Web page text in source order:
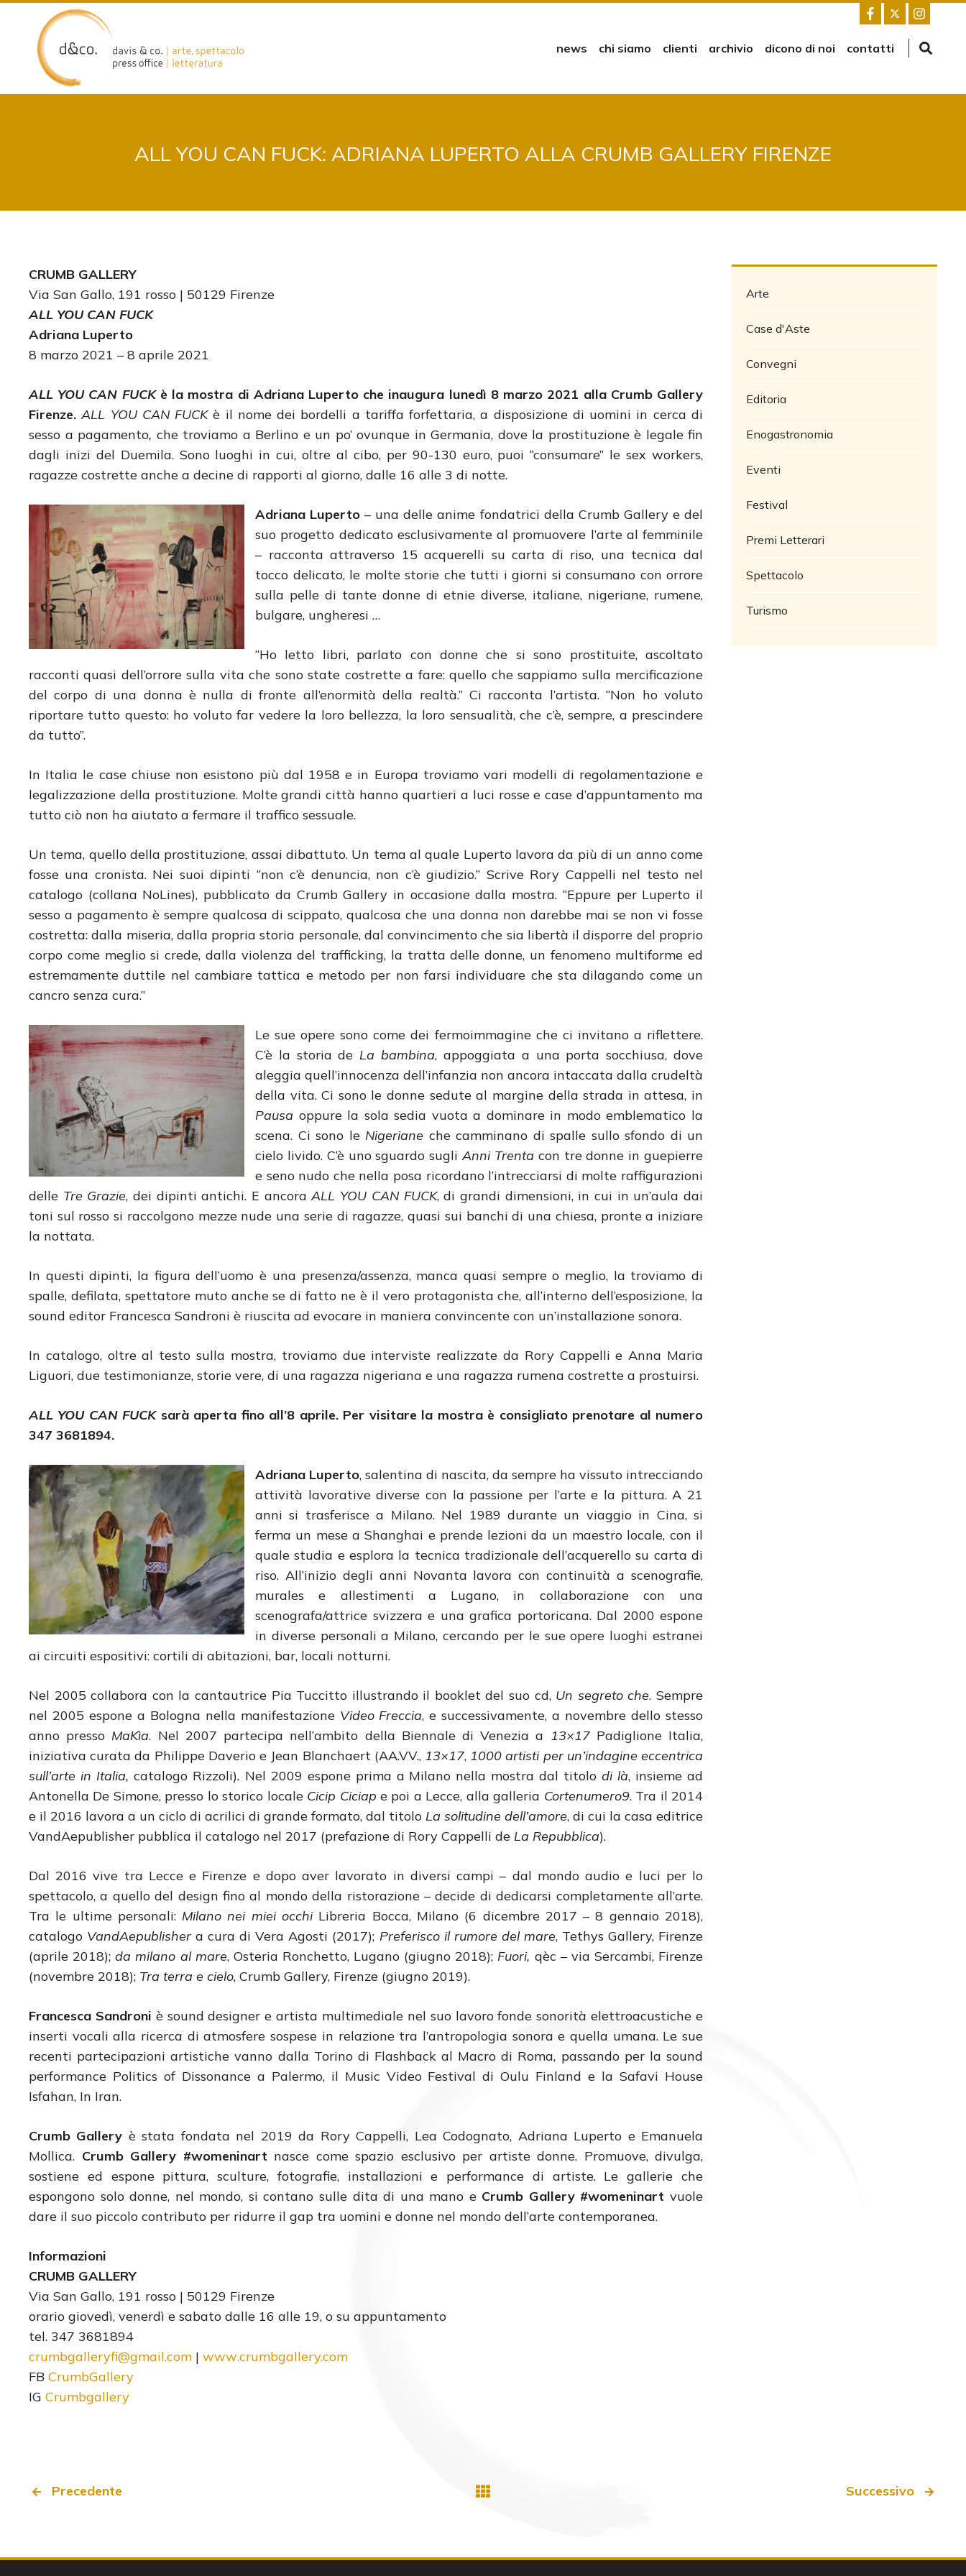
content
news chi siamo clienti archivio dicono di noi contatti
ALL YOU CAN FUCK: ADRIANA LUPERTO ALLA CRUMB GALLERY FIRENZE
CRUMB GALLERY
Via San Gallo, 191 rosso | 50129 Firenze
ALL YOU CAN FUCK
Adriana Luperto
8 marzo 2021 – 8 aprile 2021
ALL YOU CAN FUCKè la mostra di Adriana Luperto che inaugura lunedì 8 marzo 2021 alla Crumb Gallery
Firenze. ALL YOU CAN FUCKè il nome dei bordelli a tariffa forfettaria, a disposizione di uomini in cerca di
sesso a pagamento, che troviamo a Berlino e un po’ ovunque in Germania, dove la prostituzione è legale fin
dagli inizi del Duemila. Sono luoghi in cui, oltre al cibo, per 90-130 euro, puoi “consumare” le sex workers,
ragazze costrette anche a decine di rapporti al giorno, dalle 16 alle 3 di notte.
Adriana Luperto – una delle anime fondatrici della Crumb Gallery e del
suo progetto dedicato esclusivamente al promuovere l’arte al femminile
– racconta attraverso 15 acquerelli su carta di riso, una tecnica dal
tocco delicato, le molte storie che tutti i giorni si consumano con orrore
sulla pelle di tante donne di etnie diverse, italiane, nigeriane, rumene,
bulgare, ungheresi …
“Ho letto libri, parlato con donne che si sono prostituite, ascoltato
racconti quasi dell’orrore sulla vita che sono state costrette a fare: quello che sappiamo sulla mercificazione
del corpo di una donna è nulla di fronte all’enormità della realtà.” Ci racconta l’artista. “Non ho voluto
riportare tutto questo: ho voluto far vedere la loro bellezza, la loro sensualità, che c’è, sempre, a prescindere
da tutto”.
In Italia le case chiuse non esistono più dal 1958 e in Europa troviamo vari modelli di regolamentazione e
legalizzazione della prostituzione. Molte grandi città hanno quartieri a luci rosse e case d’appuntamento ma
tutto ciò non ha aiutato a fermare il traffico sessuale.
Un tema, quello della prostituzione, assai dibattuto. Un tema al quale Luperto lavora da più di un anno come
fosse una cronista. Nei suoi dipinti “non c’è denuncia, non c’è giudizio.” Scrive Rory Cappelli nel testo nel
catalogo (collana NoLines), pubblicato da Crumb Gallery in occasione dalla mostra. “Eppure per Luperto il
sesso a pagamento è sempre qualcosa di scippato, qualcosa che una donna non darebbe mai se non vi fosse
costretta: dalla miseria, dalla propria storia personale, dal convincimento che sia libertà il disporre del proprio
corpo come meglio si crede, dalla violenza del trafficking, la tratta delle donne, un fenomeno multiforme ed
estremamente duttile nel cambiare tattica e metodo per non farsi individuare che sta dilagando come un
cancro senza cura.”
Le sue opere sono come dei fermoimmagine che ci invitano a riflettere.
C’è la storia de La bambina, appoggiata a una porta socchiusa, dove
aleggia quell’innocenza dell’infanzia non ancora intaccata dalla crudeltà
della vita. Ci sono le donne sedute al margine della strada in attesa, in
Pausa oppure la sola sedia vuota a dominare in modo emblematico la
scena. Ci sono le Nigeriane che camminano di spalle sullo sfondo di un
cielo livido. C’è uno sguardo sugliAnni Trenta con tre donne in guepierre
e seno nudo che nella posa ricordano l’intrecciarsi di molte raffigurazioni
delle Tre Grazie, dei dipinti antichi. E ancoraALL YOU CAN FUCK, di grandi dimensioni, in cui in un’aula dai
toni sul rosso si raccolgono mezze nude una serie di ragazze, quasi sui banchi di una chiesa, pronte a iniziare
la nottata.
In questi dipinti, la figura dell’uomo è una presenza/assenza, manca quasi sempre o meglio, la troviamo di
spalle, defilata, spettatore muto anche se di fatto ne è il vero protagonista che, all’interno dell’esposizione, la
sound editor Francesca Sandroni è riuscita ad evocare in maniera convincente con un’installazione sonora.
In catalogo, oltre al testo sulla mostra, troviamo due interviste realizzate da Rory Cappelli e Anna Maria
Liguori, due testimonianze, storie vere, di una ragazza nigeriana e una ragazza rumena costrette a prostuirsi.
ALL YOU CAN FUCKsarà aperta fino all’8 aprile. Per visitare la mostra è consigliato prenotare al numero
347 3681894.
Adriana Luperto, salentina di nascita, da sempre ha vissuto intrecciando
attività lavorative diverse con la passione per l’arte e la pittura. A 21
anni si trasferisce a Milano. Nel 1989 durante un viaggio in Cina, si
ferma un mese a Shanghai e prende lezioni da un maestro locale, con il
quale studia e esplora la tecnica tradizionale dell’acquerello su carta di
riso. All’inizio degli anni Novanta lavora con continuità a scenografie,
murales e allestimenti a Lugano, in collaborazione con una
scenografa/attrice svizzera e una grafica portoricana. Dal 2000 espone
in diverse personali a Milano, cercando per le sue opere luoghi estranei
ai circuiti espositivi: cortili di abitazioni, bar, locali notturni.
Nel 2005 collabora con la cantautrice Pia Tuccitto illustrando il booklet del suo cd, Un segreto che. Sempre
nel 2005 espone a Bologna nella manifestazione Video Freccia, e successivamente, a novembre dello stesso
anno presso MaKìa. Nel 2007 partecipa nell’ambito della Biennale di Venezia a 13×17 Padiglione Italia,
iniziativa curata da Philippe Daverio e Jean Blanchaert (AA.VV., 13×17, 1000 artisti per un’indagine eccentrica
sull’arte in Italia, catalogo Rizzoli). Nel 2009 espone prima a Milano nella mostra dal titolodi là, insieme ad
Antonella De Simone, presso lo storico locale Cicip Ciciape poi a Lecce, alla galleria Cortenumero9. Tra il 2014
e il 2016 lavora a un ciclo di acrilici di grande formato, dal titolo La solitudine dell’amore, di cui la casa editrice
VandAepublisher pubblica il catalogo nel 2017 (prefazione di Rory Cappelli de La Repubblica).
Dal 2016 vive tra Lecce e Firenze e dopo aver lavorato in diversi campi – dal mondo audio e luci per lo
spettacolo, a quello del design fino al mondo della ristorazione – decide di dedicarsi completamente all’arte.
Tra le ultime personali: Milano nei miei occhiLibreria Bocca, Milano (6 dicembre 2017 – 8 gennaio 2018),
catalogo VandAepublisher a cura di Vera Agosti (2017); Preferisco il rumore del mare, Tethys Gallery, Firenze
(aprile 2018);da milano al mare, Osteria Ronchetto, Lugano (giugno 2018); Fuori, qèc – via Sercambi, Firenze
(novembre 2018); Tra terra e cielo, Crumb Gallery, Firenze (giugno 2019).
Francesca Sandroni è sound designer e artista multimediale nel suo lavoro fonde sonorità elettroacustiche e
inserti vocali alla ricerca di atmosfere sospese in relazione tra l’antropologia sonora e quella umana. Le sue
recenti partecipazioni artistiche vanno dalla Torino di Flashback al Macro di Roma, passando per la sound
performance Politics of Dissonance a Palermo, il Music Video Festival di Oulu Finland e la Safavi House
Isfahan, In Iran.
Crumb Gallery è stata fondata nel 2019 da Rory Cappelli, Lea Codognato, Adriana Luperto e Emanuela
Mollica. Crumb Gallery #womeninart nasce come spazio esclusivo per artiste donne. Promuove, divulga,
sostiene ed espone pittura, sculture, fotografie, installazioni e performance di artiste. Le gallerie che
espongono solo donne, nel mondo, si contano sulle dita di una mano e Crumb Gallery #womeninart vuole
dare il suo piccolo contributo per ridurre il gap tra uomini e donne nel mondo dell’arte contemporanea.
Informazioni
CRUMB GALLERY
Via San Gallo, 191 rosso | 50129 Firenze
orario giovedì, venerdì e sabato dalle 16 alle 19, o su appuntamento
tel. 347 3681894
crumbgalleryfi@gmail.com | www.crumbgallery.com
FB CrumbGallery
IG Crumbgallery
Arte
Case d'Aste
Convegni
Editoria
Enogastronomia
Eventi
Festival
Premi Letterari
Spettacolo
Turismo
Precedente Successivo